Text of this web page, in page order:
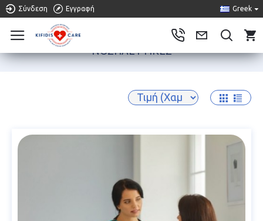
Σύνδεση Εγγραφή Greek
ΝΟΣΗΛΕΥΤΙΚΈΣ